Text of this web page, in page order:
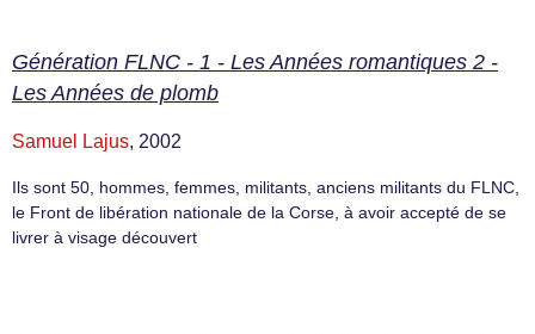
Génération FLNC - 1 - Les Années romantiques 2 -
Les Années de plomb
Samuel Lajus, 2002
Ils sont 50, hommes, femmes, militants, anciens militants du FLNC,
le Front de libération nationale de la Corse, à avoir accepté de se
livrer à visage découvert